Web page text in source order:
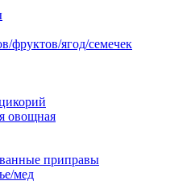
фруктов/ягод/семечек
овощная
приправы
мед